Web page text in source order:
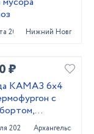
2025 Нижний Новгород
₽
КАМАЗ 6х4
с
2025 Архангельск